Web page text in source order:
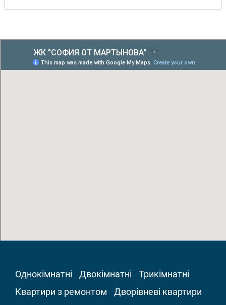
Однокімнатні Двокімнатні
Трикімнатні
Квартири з ремонтом
Дворівневі квартири